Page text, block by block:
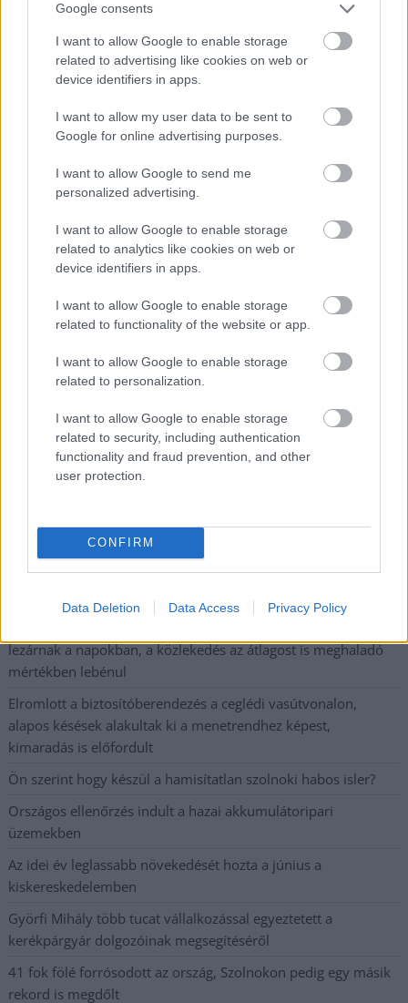
Google consents
I want to allow Google to enable storage
related to advertising like cookies on web or
device identifiers in apps.
I want to allow my user data to be sent to
Google for online advertising purposes.
I want to allow Google to send me
personalized advertising.
I want to allow Google to enable storage
related to analytics like cookies on web or
device identifiers in apps.
I want to allow Google to enable storage
related to functionality of the website or app.
I want to allow Google to enable storage
related to personalization.
I want to allow Google to enable storage
related to security, including authentication
functionality and fraud prevention, and other
user protection.
CONFIRM
Data Deletion Data Access Privacy Policy
Hírlevél feliratkozás
Adja meg keresztnevét:
Adja
meg e-mail címét:
Megismertem és elfogadom a
legfrissebb információkkal és exkluzív tartalmakkal hétről hétre
postaládájába érkezik!
A SZOL24 legfrissebb 24 cikke
Már magasabb szinten is nyomoznak Szijjártó
büntetőügyében, vesztegetés miatt 3 év letöltendőt kaphat és
lezárnak a napokban, a közlekedés az átlagost is meghaladó
mértékben lebénul
Elromlott a biztosítóberendezés a ceglédi vasútvonalon,
alapos késések alakultak ki a menetrendhez képest,
kimaradás is előfordult
Ön szerint hogy készül a hamisítatlan szolnoki habos isler?
Országos ellenőrzés indult a hazai akkumulátoripari
üzemekben
Az idei év leglassabb növekedését hozta a június a
kiskereskedelemben
Györfi Mihály több tucat vállalkozással egyeztetett a
kerékpárgyár dolgozóinak megsegítéséről
41 fok fölé forrósodott az ország, Szolnokon pedig egy másik
rekord is megdőlt